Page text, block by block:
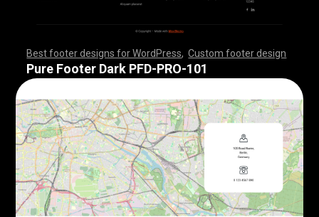
Best footer designs for WordPress ,Custom footer design
,,,,,,,,,,,,,,,,,,,,,,,,,,,,,,,,,,,,, ,,,,,,,,,,,,,,,,,,,,,,,,
,,,,,,,,,,,,,,,,,,,,,,,,,,,,,,,,,,,,, ,,,,,,,,,,,,,,,,,,,,,,,,
,,,,,,,,
Pure Footer Dark PFD-PRO-101